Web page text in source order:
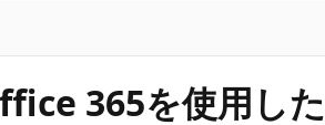
365を使用し